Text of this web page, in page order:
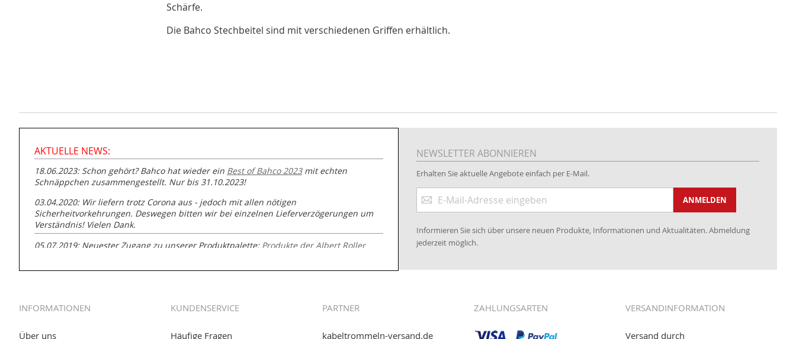
Schärfe.
Die Bahco Stechbeitel sind mit verschiedenen Griffen erhältlich.
AKTUELLE NEWS:
18.06.2023: Schon gehört? Bahco hat wieder ein Best of Bahco 2023mit echten
Schnäppchen zusammengestellt. Nur bis 31.10.2023!
03.04.2020: Wir liefern trotz Corona aus - jedoch mit allen nötigen
Sicherheitvorkehrungen. Deswegen bitten wir bei einzelnen Lieferverzögerungen um
Verständnis! Vielen Dank.
05.07.2019: Neuester Zugang zu unserer Produktpalette: Produkte der Albert Roller
04.11.2018: Überarbeitung der Corporate Identity (CI)
- Zahlung per paydirekt
NEWSLETTER ABONNIEREN
Erhalten Sie aktuelle Angebote einfach per E-Mail.
zum
ANMELDEN
Informieren Sie sich über unsere neuen Produkte, Informationen und Aktualitäten. Abmeldung
jederzeit möglich.
INFORMATIONEN
Über uns
KUNDENSERVICE
Häufige Fragen
PARTNER
kabeltrommeln-versand.de
ZAHLUNGSARTEN VERSANDINFORMATION
Versand durch